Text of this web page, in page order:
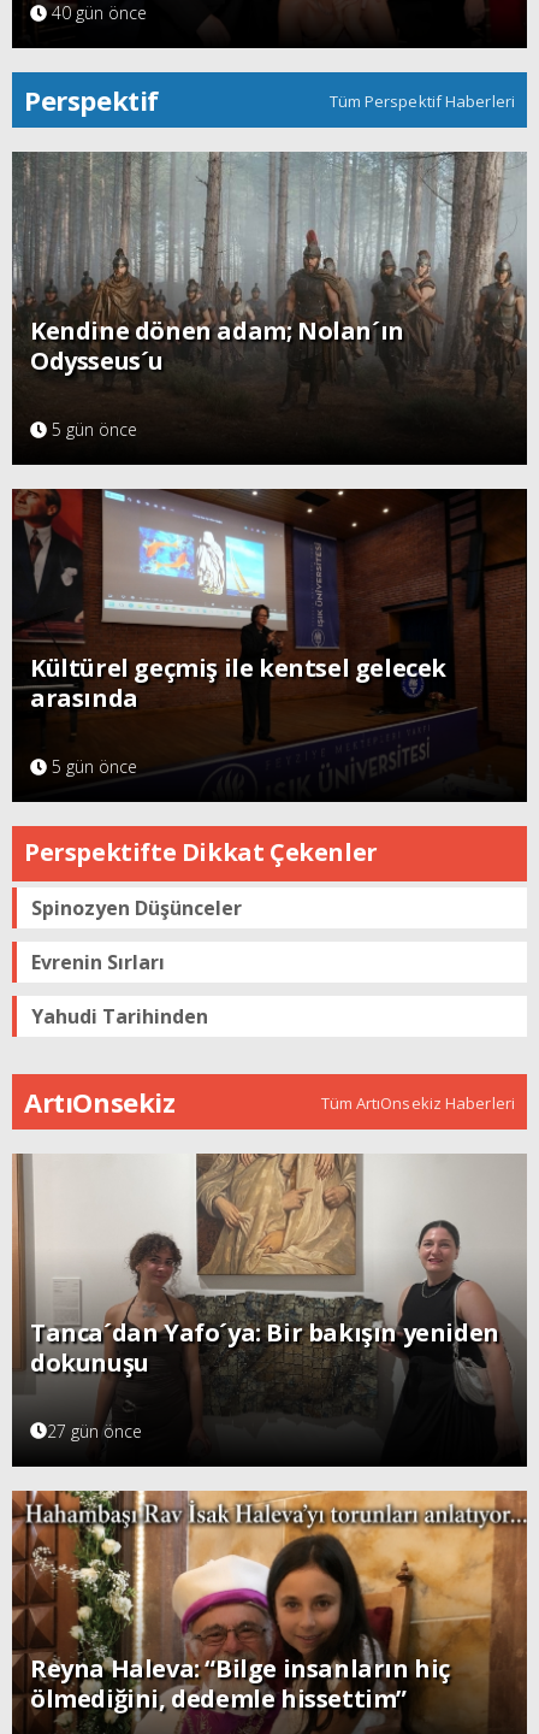
40 gün önce
Perspektif Tüm Perspektif Haberleri
Kendine dönen adam; Nolan´ın
Odysseus´u
5 gün önce
Kültürel geçmiş ile kentsel gelecek
arasında
5 gün önce
Perspektifte Dikkat Çekenler
Spinozyen Düşünceler
Evrenin Sırları
Yahudi Tarihinden
ArtıOnsekiz Tüm ArtıOnsekiz Haberleri
Tanca´dan Yafo´ya: Bir bakışın yeniden
dokunuşu
27 gün önce
Reyna Haleva: “Bilge insanların hiç
ölmediğini, dedemle hissettim”